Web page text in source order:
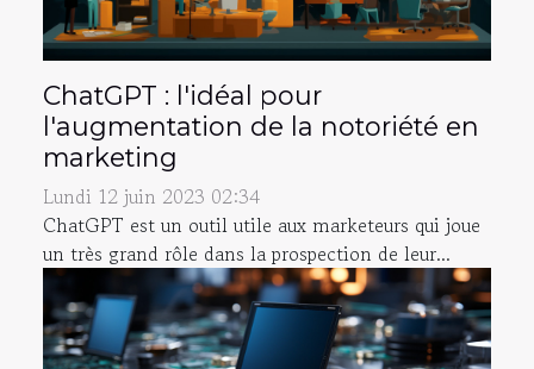
ChatGPT : l'idéal pour
l'augmentation de la notoriété en
marketing
Lundi 12 juin 2023 02:34
ChatGPT est un outil utile aux marketeurs qui joue
un très grand rôle dans la prospection de leur...